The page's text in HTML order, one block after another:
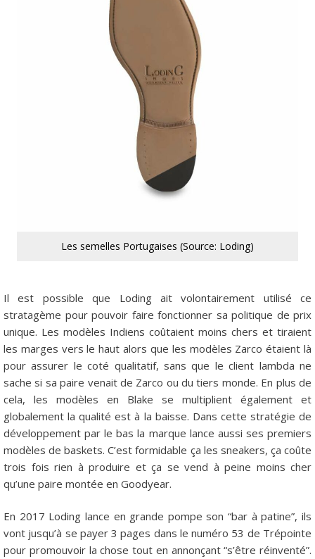
Les semelles Portugaises (Source: Loding)
Il est possible que Loding ait volontairement utilisé ce
stratagème pour pouvoir faire fonctionner sa politique de prix
unique. Les modèles Indiens coûtaient moins chers et tiraient
les marges vers le haut alors que les modèles Zarco étaient là
pour assurer le coté qualitatif, sans que le client lambda ne
sache si sa paire venait de Zarco ou du tiers monde. En plus de
cela, les modèles en Blake se multiplient également et
globalement la qualité est à la baisse. Dans cette stratégie de
développement par le bas la marque lance aussi ses premiers
modèles de baskets. C’est formidable ça les sneakers, ça coûte
trois fois rien à produire et ça se vend à peine moins cher
qu’une paire montée en Goodyear.
En 2017 Loding lance en grande pompe son “bar à patine”, ils
vont jusqu’à se payer 3 pages dans le numéro 53 de Trépointe
pour promouvoir la chose tout en annonçant “s’être réinventé”.